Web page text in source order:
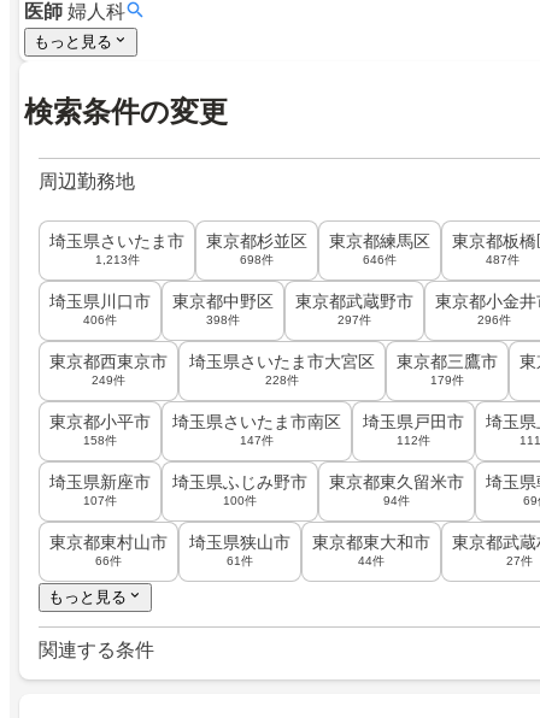
医師 婦人科
もっと見る
検索条件の変更
周辺勤務地
埼玉県さいたま市
1,213件
東京都杉並区
698件
東京都練馬区
646件
東京都板橋
487件
埼玉県川口市
406件
東京都中野区
398件
東京都武蔵野市
297件
東京都小金井
296件
東京都西東京市
249件
埼玉県さいたま市大宮区
228件
東京都三鷹市
179件
東
東京都小平市
158件
埼玉県さいたま市南区
147件
埼玉県戸田市
112件
埼玉
埼玉県新座市
107件
埼玉県ふじみ野市
100件
東京都東久留米市
94件
埼玉
69
東京都東村山市
66件
埼玉県狭山市
61件
東京都東大和市
44件
東京都武
27件
もっと見る
関連する条件